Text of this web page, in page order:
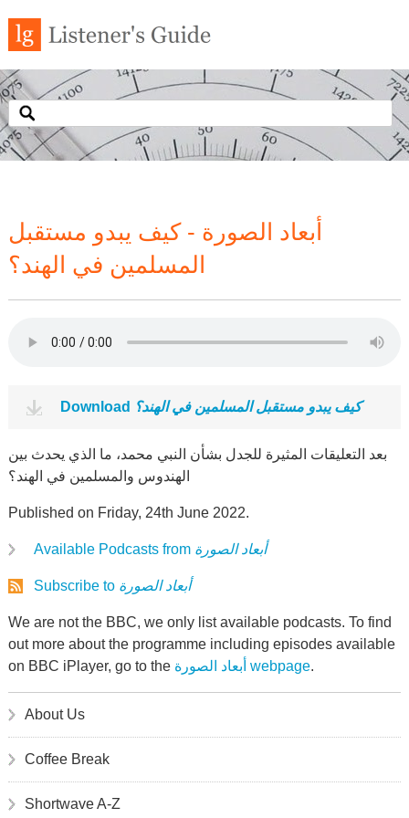
أبعاد الصورة - كيف يبدو مستقبل
المسلمين في الهند؟
Download كيف يبدو مستقبل المسلمين في الهند؟
بعد التعليقات المثيرة للجدل بشأن النبي محمد، ما الذي يحدث بين
الهندوس والمسلمين في الهند؟
Published on Friday, 24th June 2022.
Available Podcasts from أبعاد الصورة
Subscribe to أبعاد الصورة
We are not the BBC, we only list available podcasts. To find
out more about the programme including episodes available
on BBC iPlayer, go to the
أبعاد الصورة webpage.
About Us
Coffee Break
Shortwave A-Z